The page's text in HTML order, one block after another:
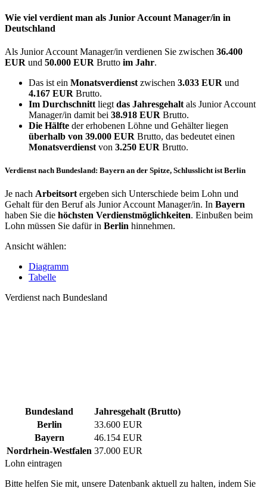
Wie viel verdient man als Junior Account Manager/in in
Deutschland
Als Junior Account Manager/in verdienen Sie zwischen 36.400
EUR und 50.000 EUR Brutto im Jahr.
Das ist ein Monatsverdienst zwischen 3.033 EUR und
4.167 EUR Brutto.
Im Durchschnitt liegt das Jahresgehalt als Junior Account
Manager/in damit bei 38.918 EUR Brutto.
Die Hälfte der erhobenen Löhne und Gehälter liegen
überhalb von 39.000 EUR Brutto, das bedeutet einen
Monatsverdienst von 3.250 EUR Brutto.
Verdienst nach Bundesland: Bayern an der Spitze, Schlusslicht ist Berlin
Je nach Arbeitsort ergeben sich Unterschiede beim Lohn und
Gehalt für den Beruf als Junior Account Manager/in. In Bayern
haben Sie die höchsten Verdienstmöglichkeiten. Einbußen beim
Lohn müssen Sie dafür in Berlin hinnehmen.
Ansicht wählen:
Diagramm
Tabelle
Verdienst nach Bundesland
Bundesland
Jahresgehalt (Brutto)
Berlin
33.600 EUR
Bayern
46.154 EUR
Nordrhein-Westfalen 37.000 EUR
Lohn eintragen
Bitte helfen Sie mit, unsere Datenbank aktuell zu halten, indem Sie